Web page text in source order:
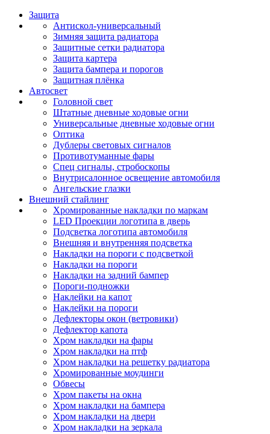
Защита
Антискол-универсальный
Зимняя защита радиатора
Защитные сетки радиатора
Защита картера
Защита бампера и порогов
Защитная плёнка
Автосвет
Головной свет
Штатные дневные ходовые огни
Универсальные дневные ходовые огни
Оптика
Дублеры световых сигналов
Противотуманные фары
Спец сигналы, стробоскопы
Внутрисалонное освещение автомобиля
Ангельские глазки
Внешний стайлинг
Хромированные накладки по маркам
LED Проекции логотипа в дверь
Подсветка логотипа автомобиля
Внешняя и внутренняя подсветка
Накладки на пороги с подсветкой
Накладки на пороги
Накладки на задний бампер
Пороги-подножки
Наклейки на капот
Наклейки на пороги
Дефлекторы окон (ветровики)
Дефлектор капота
Хром накладки на фары
Хром накладки на птф
Хром накладки на решетку радиатора
Хромированные моудинги
Обвесы
Хром пакеты на окна
Хром накладки на бампера
Хром накладки на двери
Хром накладки на зеркала